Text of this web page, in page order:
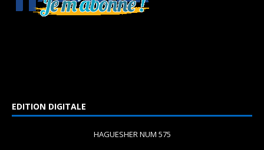
EDITION DIGITALE
HAGUESHER NUM 575